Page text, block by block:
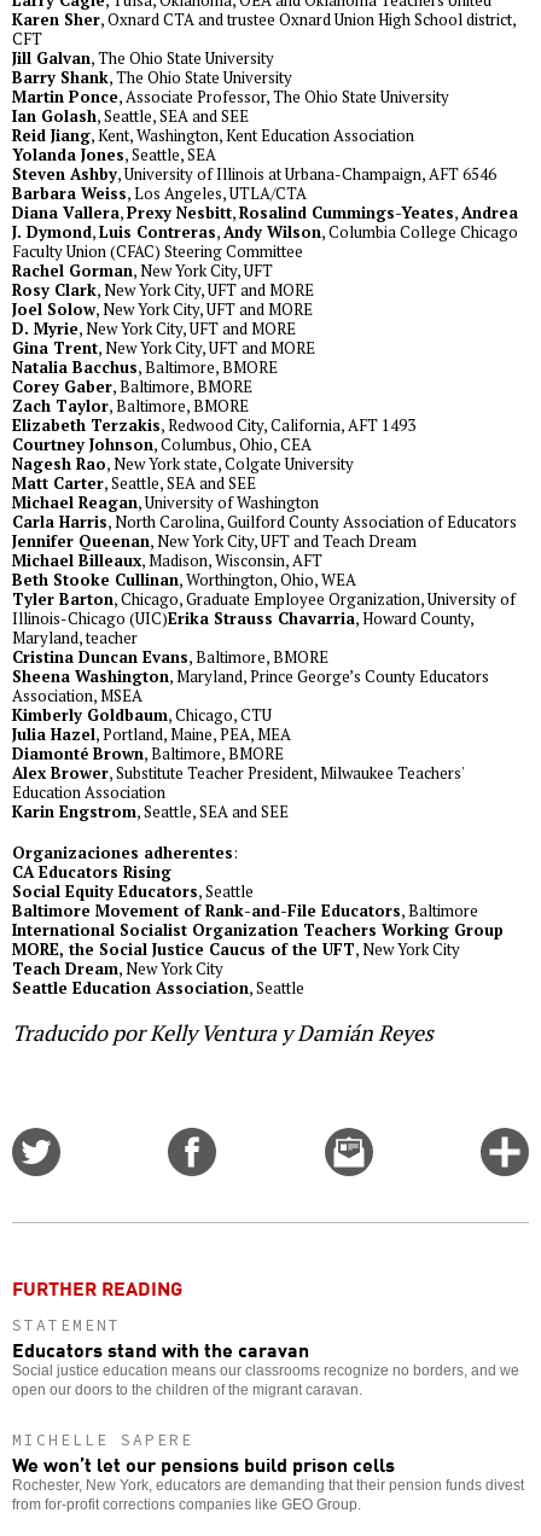
Karen Sher, Oxnard CTA and trustee Oxnard Union High School district,
CFT
Jill Galvan, The Ohio State University
Barry Shank, The Ohio State University
Martin Ponce, Associate Professor, The Ohio State University
Ian Golash, Seattle, SEA and SEE
Reid Jiang, Kent, Washington, Kent Education Association
Yolanda Jones, Seattle, SEA
Steven Ashby, University of Illinois at Urbana-Champaign, AFT 6546
Barbara Weiss, Los Angeles, UTLA/CTA
Diana Vallera,Prexy Nesbitt,Rosalind Cummings-Yeates,Andrea
J. Dymond,Luis Contreras,Andy Wilson, Columbia College Chicago
Faculty Union (CFAC) Steering Committee
Rachel Gorman, New York City, UFT
Rosy Clark, New York City, UFT and MORE
Joel Solow, New York City, UFT and MORE
D. Myrie, New York City, UFT and MORE
Gina Trent, New York City, UFT and MORE
Natalia Bacchus, Baltimore, BMORE
Corey Gaber, Baltimore, BMORE
Zach Taylor, Baltimore, BMORE
Elizabeth Terzakis, Redwood City, California, AFT 1493
Courtney Johnson, Columbus, Ohio, CEA
Nagesh Rao, New York state, Colgate University
Matt Carter, Seattle, SEA and SEE
Michael Reagan, University of Washington
Carla Harris, North Carolina, Guilford County Association of Educators
Jennifer Queenan, New York City, UFT and Teach Dream
Michael Billeaux, Madison, Wisconsin, AFT
Beth Stooke Cullinan, Worthington, Ohio, WEA
Tyler Barton, Chicago, Graduate Employee Organization, University of
Illinois-Chicago (UIC)Erika Strauss Chavarria, Howard County,
Maryland, teacher
Cristina Duncan Evans, Baltimore, BMORE
Sheena Washington, Maryland, Prince George’s County Educators
Association, MSEA
Kimberly Goldbaum, Chicago, CTU
Julia Hazel, Portland, Maine, PEA, MEA
Diamonté Brown, Baltimore, BMORE
Alex Brower, Substitute Teacher President, Milwaukee Teachers'
Education Association
Karin Engstrom, Seattle, SEA and SEE
Organizaciones adherentes:
CA Educators Rising
Social Equity Educators, Seattle
Baltimore Movement of Rank-and-File Educators, Baltimore
International Socialist Organization Teachers Working Group
MORE, the Social Justice Caucus of the UFT, New York City
Teach Dream, New York City
Seattle Education Association, Seattle
Traducido por Kelly Ventura y Damián Reyes
Email
this
FURTHER READING
STATEMENT
Educators stand with the caravan
Social justice education means our classrooms recognize no borders, and we
open our doors to the children of the migrant caravan.
MICHELLE SAPERE
We won’t let our pensions build prison cells
Rochester, New York, educators are demanding that their pension funds divest
from for-profit corrections companies like GEO Group.